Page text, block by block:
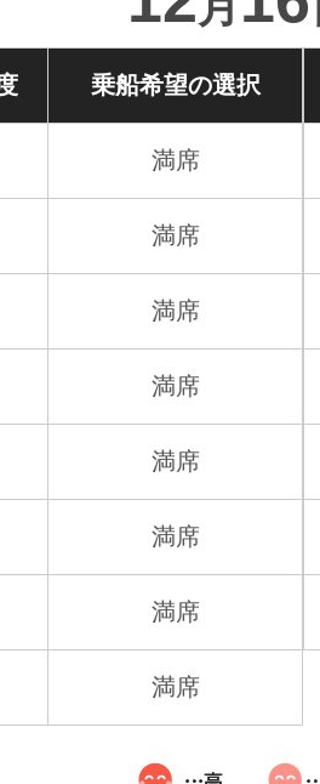
乗船希望の選択
満席
満席
満席
満席
満席
満席
満席
満席